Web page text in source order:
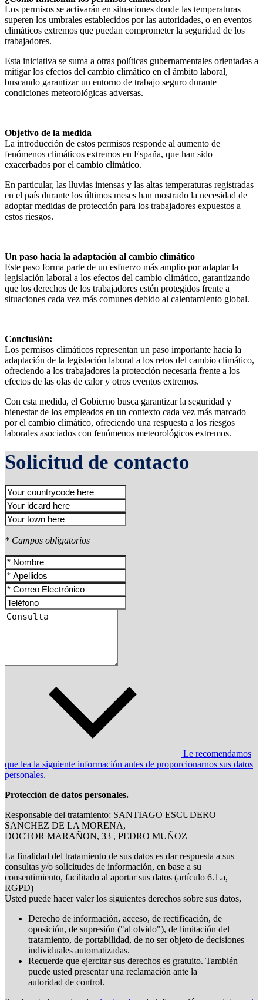
Los permisos se activarán en situaciones donde las temperaturas
superen los umbrales establecidos por las autoridades, o en eventos
climáticos extremos que puedan comprometer la seguridad de los
trabajadores.
Esta iniciativa se suma a otras políticas gubernamentales orientadas a
mitigar los efectos del cambio climático en el ámbito laboral,
buscando garantizar un entorno de trabajo seguro durante
condiciones meteorológicas adversas.
Objetivo de la medida
La introducción de estos permisos responde al aumento de
fenómenos climáticos extremos en España, que han sido
exacerbados por el cambio climático.
En particular, las lluvias intensas y las altas temperaturas registradas
en el país durante los últimos meses han mostrado la necesidad de
adoptar medidas de protección para los trabajadores expuestos a
estos riesgos.
Un paso hacia la adaptación al cambio climático
Este paso forma parte de un esfuerzo más amplio por adaptar la
legislación laboral a los efectos del cambio climático, garantizando
que los derechos de los trabajadores estén protegidos frente a
situaciones cada vez más comunes debido al calentamiento global​.
Conclusión:
Los permisos climáticos representan un paso importante hacia la
adaptación de la legislación laboral a los retos del cambio climático,
ofreciendo a los trabajadores la protección necesaria frente a los
efectos de las olas de calor y otros eventos extremos.
Con esta medida, el Gobierno busca garantizar la seguridad y
bienestar de los empleados en un contexto cada vez más marcado
por el cambio climático, ofreciendo una respuesta a los riesgos
laborales asociados con fenómenos meteorológicos extremos.
Solicitud de contacto
* Campos obligatorios
Le recomendamos
que lea la siguiente información antes de proporcionarnos sus datos
personales.
Protección de datos personales.
Responsable del tratamiento: SANTIAGO ESCUDERO
SANCHEZ DE LA MORENA,
DOCTOR MARAÑON, 33 , PEDRO MUÑOZ
La finalidad del tratamiento de sus datos es dar respuesta a sus
consultas y/o solicitudes de información, en base a su
consentimiento, facilitado al aportar sus datos (artículo 6.1.a,
RGPD)
Usted puede hacer valer los siguientes derechos sobre sus datos,
Derecho de información, acceso, de rectificación, de
oposición, de supresión ("al olvido"), de limitación del
tratamiento, de portabilidad, de no ser objeto de decisiones
individuales automatizadas.
Recuerde que ejercitar sus derechos es gratuito. También
puede usted presentar una reclamación ante la
autoridad de control.